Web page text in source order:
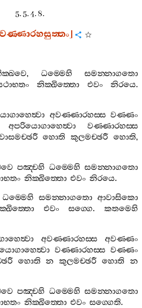
5. 5. 4. 8.
]
, ධම‍්මෙහි
සමන‍්නාගතො
නික‍්ඛිත‍්තො එවං නිරයෙ.
අවණ‍්ණාරහස‍්ස වණ‍්ණං
අපරියොගාහෙත්‍වා
වණ‍්ණාරහස‍්ස
හොති කුලමච‍්ඡරී හොති,
පඤ‍්චහි ධම‍්මෙහි සමන‍්නාගතො
නික‍්ඛිත‍්තො එවං නිරයෙ.
ධම‍්මෙහි සමන‍්නාගතො ආවාසිකො
එවං සග‍්ගෙ.කතමෙහි
අවණ‍්ණාරහස‍්ස
අවණ‍්ණං
වණ‍්ණාරහස‍්ස වණ‍්ණං
හොති න කුලමච‍්ඡරී හොති
න
පඤ‍්චහි ධම‍්මෙහි සමන‍්නාගතො
නික‍්ඛිත‍්තො එවං සග‍්ගෙති.